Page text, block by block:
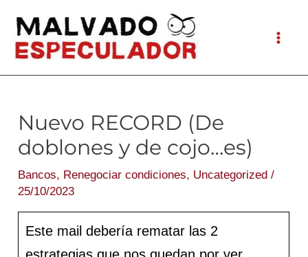
contenido
Nuevo RECORD (De
doblones y de cojo…es)
Bancos, Renegociar condiciones, Uncategorized /
25/10/2023
Este mail debería rematar las 2